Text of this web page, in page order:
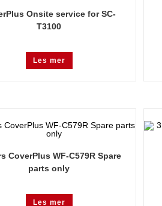
Onsite service for SC-
T3100
Les mer
CoverPlus WF-C579R Spare
parts only
Les mer